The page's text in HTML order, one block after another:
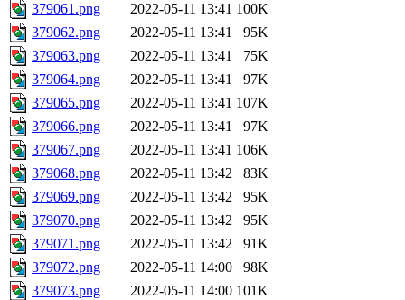
379061.png
2022-05-11 13:41 100K
379062.png
2022-05-11 13:41
95K
379063.png
2022-05-11 13:41
75K
379064.png
2022-05-11 13:41
97K
379065.png
2022-05-11 13:41 107K
379066.png
2022-05-11 13:41
97K
379067.png
2022-05-11 13:41 106K
379068.png
2022-05-11 13:42
83K
379069.png
2022-05-11 13:42
95K
379070.png
2022-05-11 13:42
95K
379071.png
2022-05-11 13:42
91K
379072.png
2022-05-11 14:00
98K
379073.png
2022-05-11 14:00 101K